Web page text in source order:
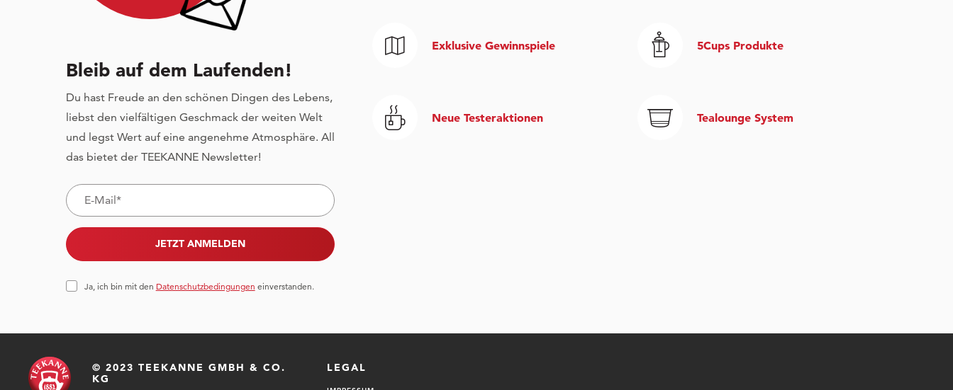
Bleib auf dem Laufenden!
Du hast Freude an den schönen Dingen des Lebens,
liebst den vielfältigen Geschmack der weiten Welt
und legst Wert auf eine angenehme Atmosphäre. All
das bietet der TEEKANNE Newsletter!
JETZT ANMELDEN
Ja, ich bin mit den Datenschutzbedingungen einverstanden.
Exklusive Gewinnspiele
Neue Testeraktionen
5Cups Produkte
Tealounge System
© 2023 TEEKANNE GMBH & CO.
KG
LEGAL